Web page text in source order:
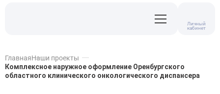
Личный
кабинет
ГлавнаяНаши проекты
Комплексное наружное оформление Оренбургского
областного клинического онкологического диспансера